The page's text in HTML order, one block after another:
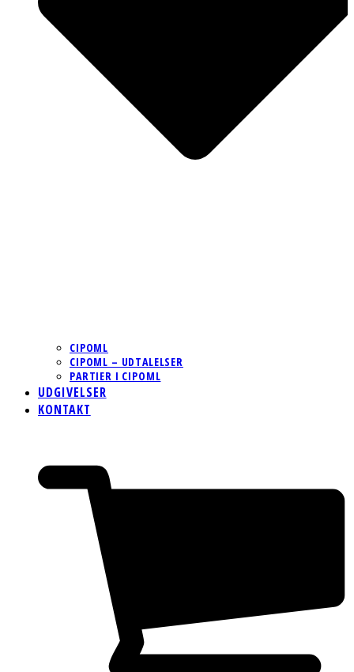
CIPOML
CIPOML – UDTALELSER
PARTIER I CIPOML
UDGIVELSER
KONTAKT